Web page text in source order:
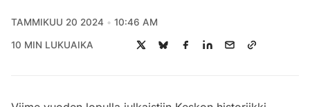
TAMMIKUU 20 2024 10:46 AM
10 MIN LUKUAIKA